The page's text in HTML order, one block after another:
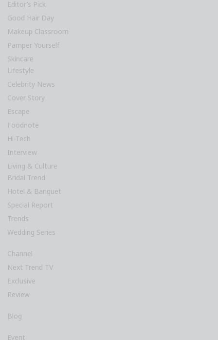
Editor’s Pick
Good Hair Day
Makeup Classroom
Pamper Yourself
Skincare
Lifestyle
Celebrity News
Cover Story
Escape
Foodnote
Hi-Tech
Interview
Living & Culture
Bridal Trend
Hotel & Banquet
Special Report
Trends
Wedding Series
Channel
Next Trend TV
Exclusive
Review
Blog
Event